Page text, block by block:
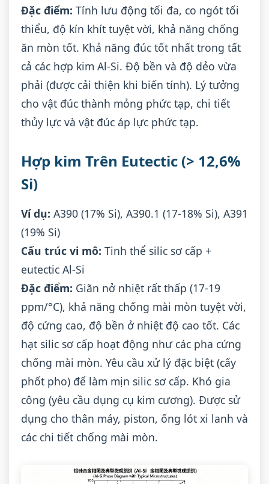
Đặc điểm: Tính lưu động tối đa, co ngót tối
thiểu, độ kín khít tuyệt vời, khả năng chống
ăn mòn tốt. Khả năng đúc tốt nhất trong tất
cả các hợp kim Al-Si. Độ bền và độ dẻo vừa
phải (được cải thiện khi biến tính). Lý tưởng
cho vật đúc thành mỏng phức tạp, chi tiết
thủy lực và vật đúc áp lực phức tạp.
Hợp kim Trên Eutectic (> 12,6%
Si)
Ví dụ: A390 (17% Si), A390.1 (17-18% Si), A391
(19% Si)
Cấu trúc vi mô: Tinh thể silic sơ cấp +
eutectic Al-Si
Đặc điểm: Giãn nở nhiệt rất thấp (17-19
ppm/°C), khả năng chống mài mòn tuyệt vời,
độ cứng cao, độ bền ở nhiệt độ cao tốt. Các
hạt silic sơ cấp hoạt động như các pha cứng
chống mài mòn. Yêu cầu xử lý đặc biệt (cấy
phốt pho) để làm mịn silic sơ cấp. Khó gia
công (yêu cầu dụng cụ kim cương). Được sử
dụng cho thân máy, piston, ống lót xi lanh và
các chi tiết chống mài mòn.